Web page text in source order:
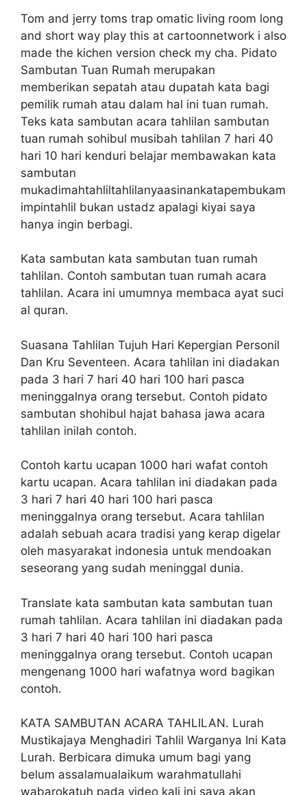
Tom and jerry toms trap omatic living room long
and short way play this at cartoonnetwork i also
made the kichen version check my cha. Pidato
Sambutan Tuan Rumah merupakan
memberikan sepatah atau dupatah kata bagi
pemilik rumah atau dalam hal ini tuan rumah.
Teks kata sambutan acara tahlilan sambutan
tuan rumah sohibul musibah tahlilan 7 hari 40
hari 10 hari kenduri belajar membawakan kata
sambutan
mukadimahtahliltahlilanyaasinankatapembukam
impintahlil bukan ustadz apalagi kiyai saya
hanya ingin berbagi.
Kata sambutan kata sambutan tuan rumah
tahlilan. Contoh sambutan tuan rumah acara
tahlilan. Acara ini umumnya membaca ayat suci
al quran.
Suasana Tahlilan Tujuh Hari Kepergian Personil
Dan Kru Seventeen. Acara tahlilan ini diadakan
pada 3 hari 7 hari 40 hari 100 hari pasca
meninggalnya orang tersebut. Contoh pidato
sambutan shohibul hajat bahasa jawa acara
tahlilan inilah contoh.
Contoh kartu ucapan 1000 hari wafat contoh
kartu ucapan. Acara tahlilan ini diadakan pada
3 hari 7 hari 40 hari 100 hari pasca
meninggalnya orang tersebut. Acara tahlilan
adalah sebuah acara tradisi yang kerap digelar
oleh masyarakat indonesia untuk mendoakan
seseorang yang sudah meninggal dunia.
Translate kata sambutan kata sambutan tuan
rumah tahlilan. Acara tahlilan ini diadakan pada
3 hari 7 hari 40 hari 100 hari pasca
meninggalnya orang tersebut. Contoh ucapan
mengenang 1000 hari wafatnya word bagikan
contoh.
KATA SAMBUTAN ACARA TAHLILAN. Lurah
Mustikajaya Menghadiri Tahlil Warganya Ini Kata
Lurah. Berbicara dimuka umum bagi yang
belum assalamualaikum warahmatullahi
wabarokatuh pada video kali ini saya akan